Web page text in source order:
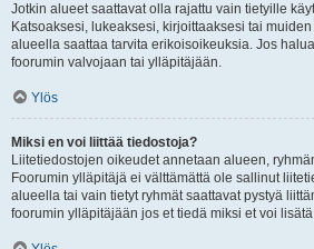
Jotkin alueet saattavat olla rajattu vain tietyille
Katsoaksesi, lukeaksesi, kirjoittaaksesi tai
alueella saattaa tarvita erikoisoikeuksia. Jos
foorumin valvojaan tai ylläpitäjään.
Ylös
Miksi en voi liittää tiedostoja?
Liitetiedostojen oikeudet annetaan alueen,
Foorumin ylläpitäjä ei välttämättä ole sallinut
alueella tai vain tietyt ryhmät saattavat pystyä
foorumin ylläpitäjään jos et tiedä miksi et voi